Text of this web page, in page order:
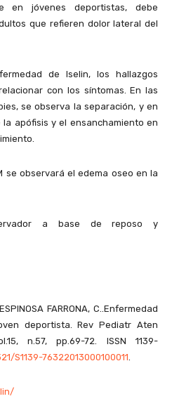
en jóvenes deportistas, debe
que refieren dolor lateral del
de Iselin, los hallazgos
con los síntomas. En las
se observa la separación, y en
apófisis y el ensanchamiento en
se observará el edema oseo en la
a base de reposo y
FARRONA, C..Enfermedad
deportista. Rev Pediatr Aten
n.57, pp.69-72. ISSN 1139-
S1139-76322013000100011.